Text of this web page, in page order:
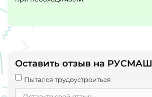
Оставить отзыв на РУСМАШ
Пытался трудоустроиться